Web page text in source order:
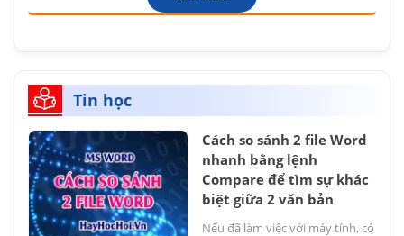
Tin học
Cách so sánh 2 file Word
nhanh bằng lệnh
Compare để tìm sự khác
biệt giữa 2 văn bản
Nếu đã làm việc với máy tính, có